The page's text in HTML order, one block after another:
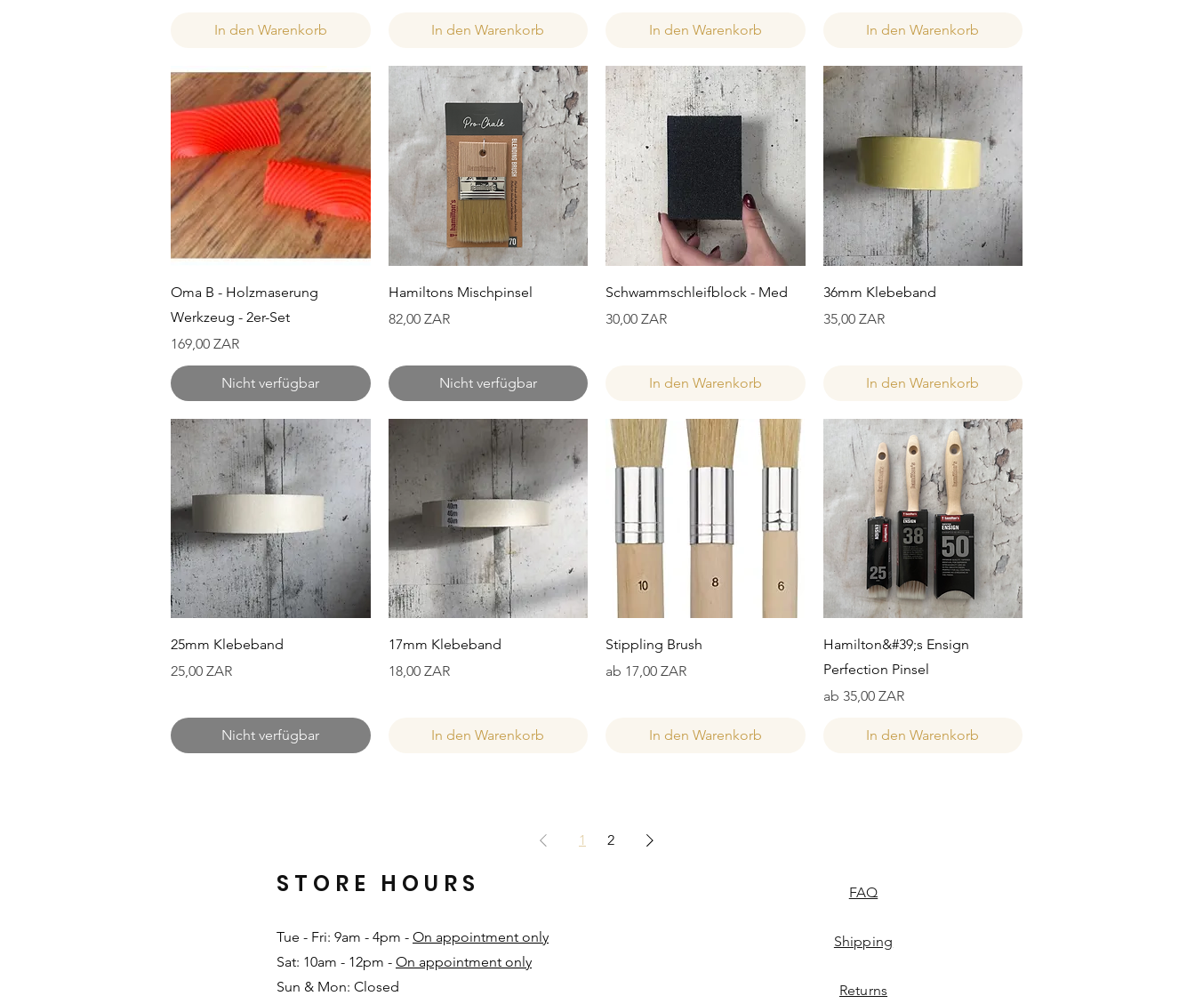
In den Warenkorb In den Warenkorb In den Warenkorb In den Warenkorb
Schnellansicht
Oma B - Holzmaserung
Werkzeug - 2er-Set
Preis
169,00 ZAR
Nicht verfügbar
Schnellansicht
Hamiltons Mischpinsel
Preis
82,00 ZAR
Nicht verfügbar
Schnellansicht
Schwammschleifblock - Med
Preis
30,00 ZAR
In den Warenkorb
Schnellansicht
36mm Klebeband
Preis
35,00 ZAR
In den Warenkorb
Schnellansicht
25mm Klebeband
Preis
25,00 ZAR
Nicht verfügbar
Schnellansicht
17mm Klebeband
Preis
18,00 ZAR
In den Warenkorb
Schnellansicht
Stippling Brush
ab 17,00 ZAR
Sale-Preis
In den Warenkorb
Schnellansicht
Hamilton&#39;s Ensign
Perfection Pinsel
ab 35,00 ZAR
Sale-Preis
In den Warenkorb
1 2
Tue - Fri: 9am - 4pm - On appointment only
Sat: 10am - 12pm - On appointment only
Sun & Mon: Closed​
STORE HOURS FAQ
Shipping
Returns